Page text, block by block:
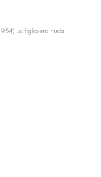
La figlia era nuda